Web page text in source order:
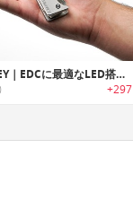
RHINOKEY｜EDCに最適なLED搭載チタン製マルチツールキーオーガナイザー「ライノキー」
+297